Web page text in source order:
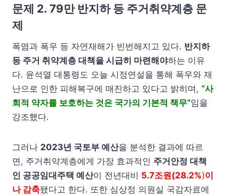
문제 2. 79만 반지하 등 주거취약계층 문
제
폭염과 폭우 등 자연재해가 빈번해지고 있다. 반지하
등 주거 취약계층 대책을 시급히 마련해야하는 이유
다. 윤석열 대통령도 오늘 시정연설을 통해 폭우와 재
난으로 인한 피해복구에 매진하고 있다고 밝히며, “사
회적 약자를 보호하는 것은 국가의 기본적 책무”임을
강조했다.
그러나 2023년 국토부 예산을 분석한 결과에 따르
면, 주거취약계층에게 가장 효과적인 주거안정 대책
인 공공임대주택 예산이 전년대비 5.7조원(28.2%)이
나 감축됐다고 한다. 또한 심상정 의원실 국감자료에